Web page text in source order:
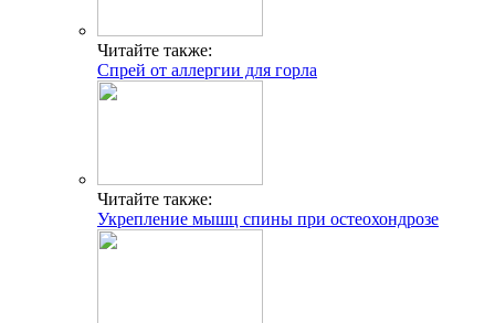
Читайте также:
Спрей от аллергии для горла
Читайте также:
Укрепление мышц спины при остеохондрозе